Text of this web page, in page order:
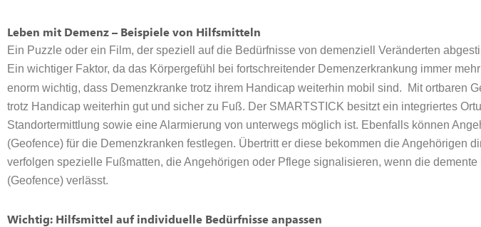
Leben mit Demenz – Beispiele von Hilfsmitteln
Ein Puzzle oder ein Film, der speziell auf die Bedürfnisse von demenziell Veränderten
Ein wichtiger Faktor, da das Körpergefühl bei fortschreitender Demenzerkrankung immer
enorm wichtig, dass Demenzkranke trotz ihrem Handicap weiterhin mobil sind. Mit ortbaren
trotz Handicap weiterhin gut und sicher zu Fuß. Der SMARTSTICK besitzt ein integriertes
Standortermittlung sowie eine Alarmierung von unterwegs möglich ist. Ebenfalls können
(Geofence) für die Demenzkranken festlegen. Übertritt er diese bekommen die Angehörigen
verfolgen spezielle Fußmatten, die Angehörigen oder Pflege signalisieren, wenn die
(Geofence) verlässt.
Wichtig: Hilfsmittel auf individuelle Bedürfnisse anpassen